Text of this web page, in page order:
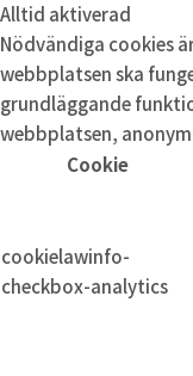
Alltid aktiverad
Nödvändiga cookies
webbplatsen ska
grundläggande
webbplatsen,
Cookie
cookielawinfo-
checkbox-analytics